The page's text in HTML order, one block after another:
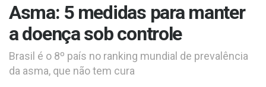
Asma: 5 medidas para manter
a doença sob controle
Brasil é o 8º país no ranking mundial de prevalência
da asma, que não tem cura